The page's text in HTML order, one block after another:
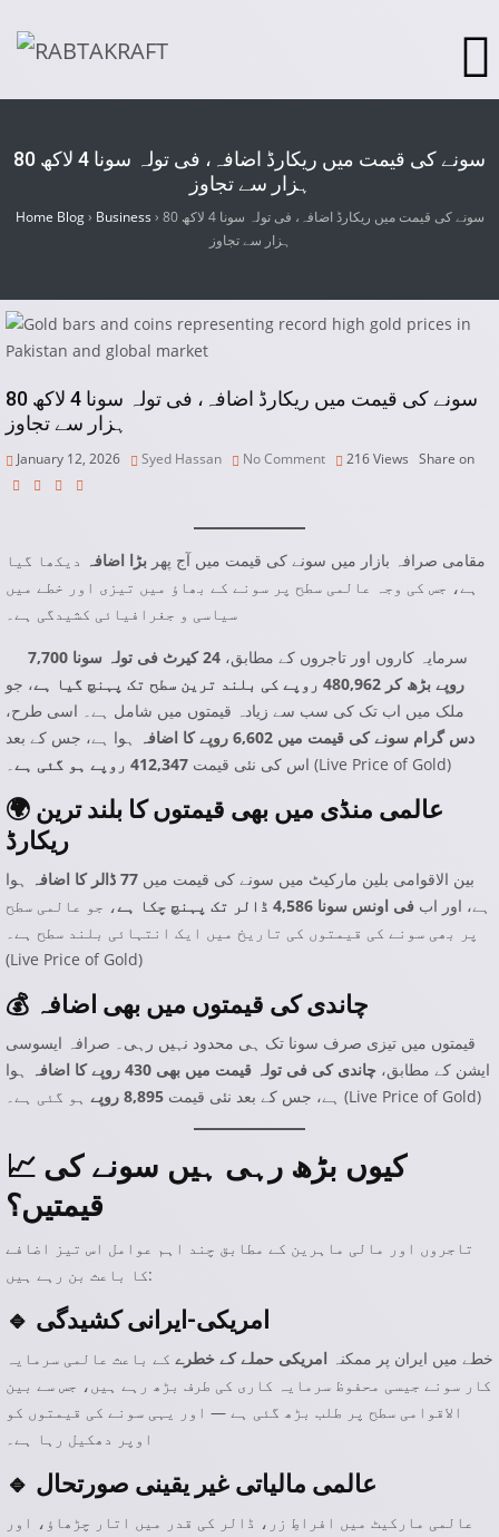
سونے کی قیمت میں ریکارڈ اضافہ، فی تولہ سونا 4 لاکھ 80
ہزار سے تجاوز
Home Blog› Business › سونے کی قیمت میں ریکارڈ اضافہ، فی تولہ سونا 4 لاکھ 80
ہزار سے تجاوز
سونے کی قیمت میں ریکارڈ اضافہ، فی تولہ سونا 4 لاکھ 80
ہزار سے تجاوز
January 12, 2026 Syed Hassan No Comment 216Views Share on
مقامی صرافہ بازار میں سونے کی قیمت میں آج پھر بڑا اضافہ دیکھا گیا
ہے، جس کی وجہ عالمی سطح پر سونے کے بھاؤ میں تیزی اور خطے میں
سیاسی و جغرافیائی کشیدگی ہے۔
سرمایہ کاروں اور تاجروں کے مطابق،
24 کیرٹ فی تولہ سونا 7,700
روپے بڑھ کر 480,962 روپے کی بلند ترین سطح تک پہنچ گیا ہے
، جو
ملک میں اب تک کی سب سے زیادہ قیمتوں میں شامل ہے۔ اسی طرح،
دس گرام سونے کی قیمت میں 6,602 روپے کا اضافہ
ہوا ہے، جس کے بعد
اس کی نئی قیمت 412,347 روپے ہو گئی ہے ۔ (Live Price of Gold)
🌍 عالمی منڈی میں بھی قیمتوں کا بلند ترین
ریکارڈ
بین الاقوامی بلین مارکیٹ میں سونے کی قیمت میں 77 ڈالر کا اضافہ
ہوا
ہے، اور اب فی اونس سونا 4,586 ڈالر تک پہنچ چکا ہے
، جو عالمی سطح
پر بھی سونے کی قیمتوں کی تاریخ میں ایک انتہائی بلند سطح ہے۔
(Live Price of Gold)
💰 چاندی کی قیمتوں میں بھی اضافہ
قیمتوں میں تیزی صرف سونا تک ہی محدود نہیں رہی۔ صرافہ ایسوسی
ایشن کے مطابق، چاندی کی فی تولہ قیمت میں بھی 430 روپے کا اضافہ
ہوا
ہے، جس کے بعد نئی قیمت 8,895 روپے ہو گئی ہے۔ (Live Price of Gold)
📈 کیوں بڑھ رہی ہیں سونے کی
قیمتیں؟
تاجروں اور مالی ماہرین کے مطابق چند اہم عوامل اس تیز اضافے
کا باعث بن رہے ہیں:
🔹 امریکی-ایرانی کشیدگی
خطے میں ایران پر ممکنہ امریکی حملے کے خطرے کے باعث عالمی سرمایہ
کار سونے جیسی محفوظ سرمایہ کاری کی طرف بڑھ رہے ہیں، جس سے بین
الاقوامی سطح پر طلب بڑھ گئی ہے — اور یہی سونے کی قیمتوں کو
اوپر دھکیل رہا ہے۔
🔹 عالمی مالیاتی غیر یقینی صورتحال
عالمی مارکیٹ میں افراطِ زر، ڈالر کی قدر میں اتار چڑھاؤ، اور